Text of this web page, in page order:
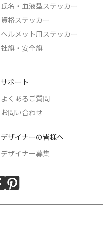
氏名・血液型ステッカー
資格ステッカー
ヘルメット用ステッカー
社旗・安全旗
サポート
よくあるご質問
お問い合わせ
デザイナーの皆様へ
デザイナー募集